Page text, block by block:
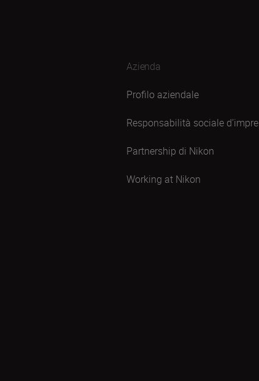
Azienda
Profilo aziendale
Responsabilità sociale
Partnership di Nikon
Working at Nikon